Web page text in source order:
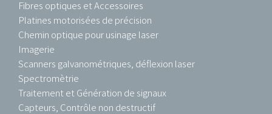
Fibres optiques et Accessoires
Platines motorisées de précision
Chemin optique pour usinage laser
Imagerie
Scanners galvanométriques, déflexion laser
Spectromètrie
Traitement et Génération de signaux
Capteurs, Contrôle non destructif